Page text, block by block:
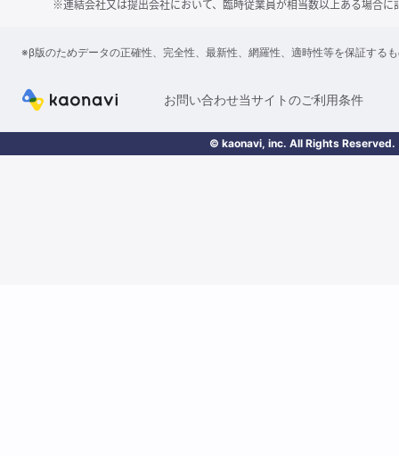
※連結会社又は提出会社において、臨時従業員が相当数以上ある場合に
※β版のためデータの正確性、完全性、最新性、網羅性、適時性等を保証する
お問い合わせ当サイトのご利用条件
© kaonavi, inc. All Rights Reserved.